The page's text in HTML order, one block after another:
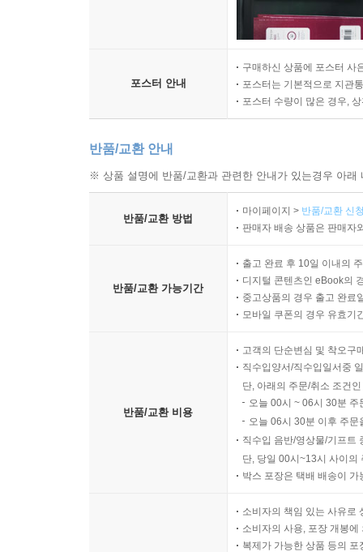
포스터 안내
구매하신 상품에 포스터 사
포스터는 기본적으로 지관
포스터 수량이 많은 경우,
반품/교환 안내
※ 상품 설명에 반품/교환과 관련한 안내가 있는경우 아
반품/교환 방법
마이페이지 > 반품/교환 신
판매자 배송 상품은 판매자
반품/교환 가능기간
출고 완료 후 10일 이내의
디지털 콘텐츠인 eBook의
중고상품의 경우 출고 완료
모바일 쿠폰의 경우 유효기
반품/교환 비용
고객의 단순변심 및 착오구
직수입양서/직수입일서중
단, 아래의 주문/취소 조건
오늘 00시 ~ 06시 30분
오늘 06시 30분 이후 주
직수입 음반/영상물/기프트
단, 당일 00시~13시 사이의
박스 포장은 택배 배송이
소비자의 책임 있는 사유로
소비자의 사용, 포장 개봉
복제가 가능한 상품 등의